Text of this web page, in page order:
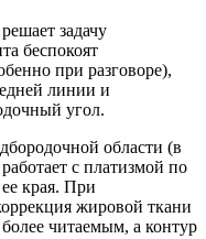
задачу
беспокоят
при разговоре),
линии и
угол.
области (в
с платизмой по
края. При
жировой ткани
читаемым, а контур